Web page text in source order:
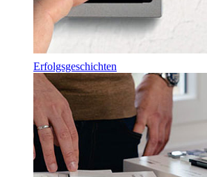
Erfolgsgeschichten